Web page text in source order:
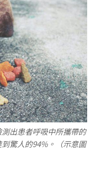
出患者呼吸中所攜帶的
驚人的94%。（示意圖